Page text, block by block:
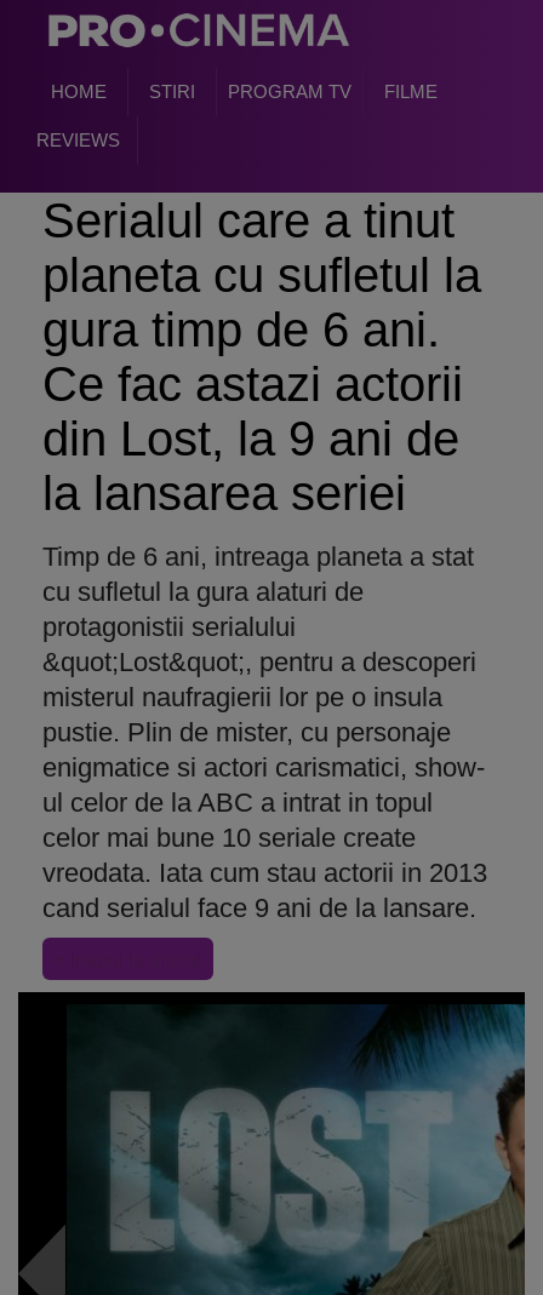
HOME STIRI PROGRAM TV FILME
REVIEWS
Serialul care a tinut
planeta cu sufletul la
gura timp de 6 ani.
Ce fac astazi actorii
din Lost, la 9 ani de
la lansarea seriei
Timp de 6 ani, intreaga planeta a stat
cu sufletul la gura alaturi de
protagonistii serialului
&quot;Lost&quot;, pentru a descoperi
misterul naufragierii lor pe o insula
pustie. Plin de mister, cu personaje
enigmatice si actori carismatici, show-
ul celor de la ABC a intrat in topul
celor mai bune 10 seriale create
vreodata. Iata cum stau actorii in 2013
cand serialul face 9 ani de la lansare.